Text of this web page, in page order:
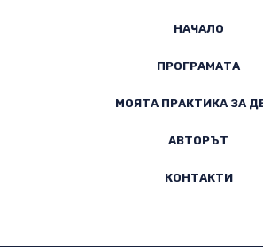
НАЧАЛО
ПРОГРАМАТА
МОЯТА ПРАКТИКА ЗА
АВТОРЪТ
КОНТАКТИ